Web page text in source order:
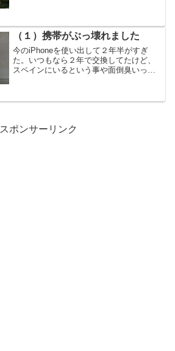
ただ日差しがとても強いし日傘もさせな
いのが辛い。台湾人夫はどんどん黒くな
っていっている。
（１）携帯がぶっ壊れました
今のiPhoneを使い出して２年半がすぎ
た。いつもなら２年で交換してたけど、
スペインにいるという事や面倒臭いって
た！！！アップルマークの点滅がずっと
ストアで買い替えする事に
スポンサーリンク